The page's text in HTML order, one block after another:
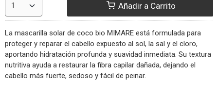
Añadir a Carrito
La mascarilla solar de coco bio MIMARE está formulada para
proteger y reparar el cabello expuesto al sol, la sal y el cloro,
aportando hidratación profunda y suavidad inmediata. Su textura
nutritiva ayuda a restaurar la fibra capilar dañada, dejando el
cabello más fuerte, sedoso y fácil de peinar.